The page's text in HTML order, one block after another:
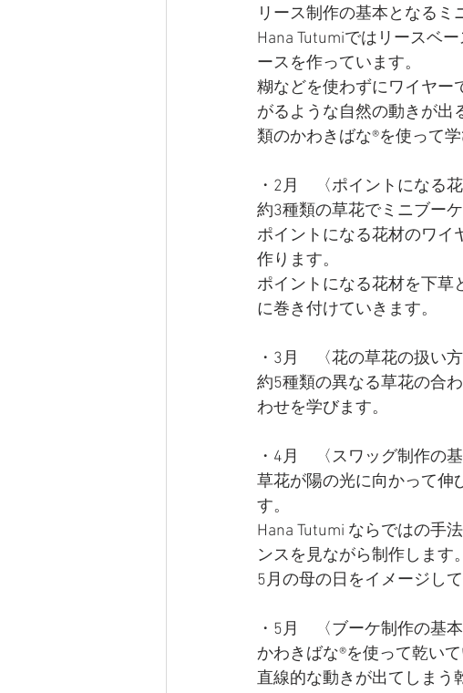
リース制作の基本となるミ
Hana Tutumiではリースベ
ースを作っています。
糊などを使わずにワイヤー
がるような自然の動きが出
類のかわきばな®︎を使って学
・2月　〈ポイントになる
約3種類の草花でミニブー
ポイントになる花材のワイ
作ります。
ポイントになる花材を下草
に巻き付けていきます。
・3月　〈花の草花の扱い
約5種類の異なる草花の合わ
わせを学びます。
・4月　〈スワッグ制作の基
草花が陽の光に向かって伸
す。
Hana Tutumi ならではの手
ンスを見ながら制作します。
5月の母の日をイメージし
・5月　〈ブーケ制作の基本
かわきばな®を使って乾い
直線的な動きが出てしまう